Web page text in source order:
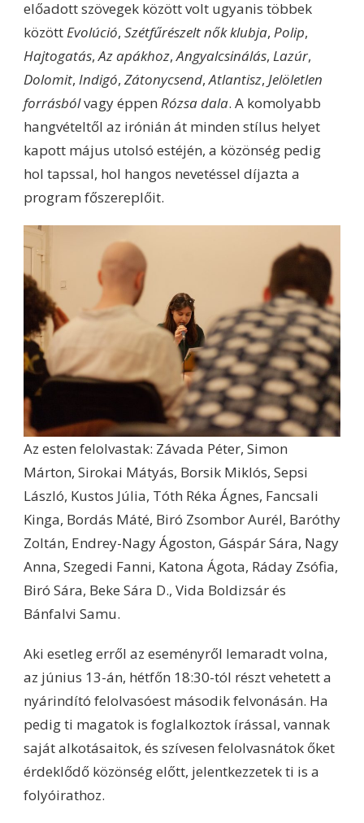
előadott szövegek között volt ugyanis többek
közöttEvolúció, Szétfűrészelt nők klubja, Polip,
Hajtogatás,Az apákhoz,Angyalcsinálás, Lazúr,
Dolomit, Indigó, Zátonycsend,Atlantisz, Jelöletlen
forrásbólvagy éppen Rózsa dala. A komolyabb
hangvételtől az irónián át minden stílus helyet
kapott május utolsó estéjén, a közönség pedig
hol tapssal, hol hangos nevetéssel díjazta a
program főszereplőit.
Az esten felolvastak: Závada Péter, Simon
Márton, Sirokai Mátyás, Borsik Miklós, Sepsi
László, Kustos Júlia, Tóth Réka Ágnes, Fancsali
Kinga, Bordás Máté, Biró Zsombor Aurél, Baróthy
Zoltán, Endrey-Nagy Ágoston, Gáspár Sára, Nagy
Anna, Szegedi Fanni, Katona Ágota, Ráday Zsófia,
Biró Sára, Beke Sára D., Vida Boldizsár és
Bánfalvi Samu.
Aki esetleg erről az eseményről lemaradt volna,
az június 13-án, hétfőn 18:30-tól részt vehetett a
nyárindító felolvasóest második felvonásán. Ha
pedig ti magatok is foglalkoztok írással, vannak
saját alkotásaitok, és szívesen felolvasnátok őket
érdeklődő közönség előtt, jelentkezzetek ti is a
folyóirathoz.